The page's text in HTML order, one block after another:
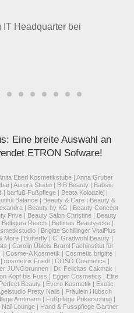
IT Headquarter bei
Eine breite Auswahl an
ETRON Sofware!
Eberl Kosmetikstube | Anna Gruber
| Aurora Studio | B.B Beauty | Babsis
barfuß Fußpflege | Beata Kolodziej |
Balance | Beauty & Care | Beauty &
| Beauty by KG | Beauty Concept
Prive | Beauty Salon Christine | Beauty
Resch | Bettinas Beautyecke |
| Brigitte Schillinger VitalPlus
| Butterfly | C. Gradwohl Beauty |
| Carolin Übleis-Braml Fachinstitut für
Cosme-A Kosmetik | Cosmetic brigitte |
Friedl | COSO Cosmetics |
JUNGbrunnen | Dr. Felicitas Cakmak |
Kopf bis Fuss | Egger Cosmetics | Elite
Beauty | Evero Kosmetik | Exotic
Pretty Nails | Fräulein Hübsch
Amtmann | Fußpflege Prikerschnig |
Lounge | Hand & Fusspflege Gartner